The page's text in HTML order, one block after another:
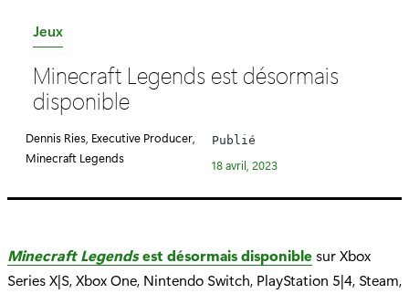
C
t
é
o
i
:
Jeux
Minecraft Legends est désormais
disponible
Dennis Ries, Executive Producer,
Minecraft Legends
Publié
18 avril, 2023
Minecraft Legendsest désormais disponible sur Xbox
Series X|S, Xbox One, Nintendo Switch, PlayStation 5|4, Steam,